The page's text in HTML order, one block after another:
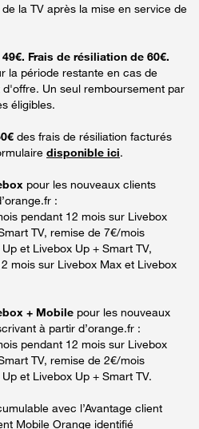
la TV après la mise en service de
Frais de résiliation de 60€.
la période restante en cas de
Un seul remboursement par
éligibles.
des frais de résiliation facturés
disponible ici.
pour les nouveaux clients
:
pendant 12 mois sur Livebox
TV, remise de 7€/mois
et Livebox Up + Smart TV,
mois sur Livebox Max et Livebox
+ Mobile pour les nouveaux
à partir d’orange.fr :
pendant 12 mois sur Livebox
TV, remise de 2€/mois
et Livebox Up + Smart TV.
avec l’Avantage client
Mobile Orange identifié